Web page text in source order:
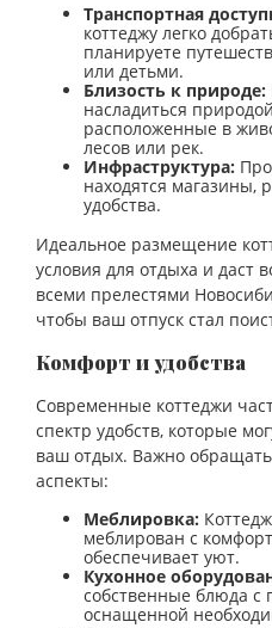
Транспортная
коттеджу легко
планируете
или детьми.
Близость к природе:
насладиться
расположенные в
лесов или рек.
Инфраструктура:
находятся магазины,
удобства.
Идеальное размещение
условия для отдыха и даст
всеми прелестями
чтобы ваш отпуск стал
Комфорт и удобства
Современные коттеджи
спектр удобств, которые
ваш отдых. Важно
аспекты:
Меблировка:
меблирован с
обеспечивает уют.
Кухонное
собственные блюда с
оснащенной